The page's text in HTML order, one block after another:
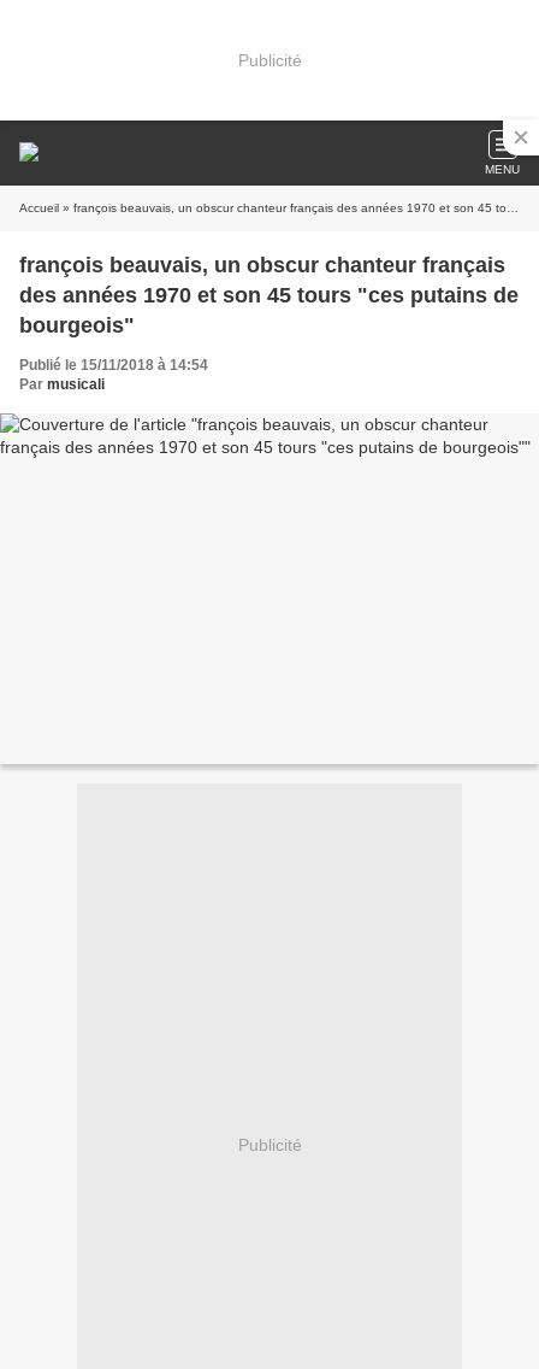
Publicité
MENU
Accueil » françois beauvais, un obscur chanteur français des années 1970 et son 45 tours "ces putains de bourgeois"
françois beauvais, un obscur chanteur français
des années 1970 et son 45 tours "ces putains de
bourgeois"
Publié le 15/11/2018 à 14:54
Par musicali
Publicité